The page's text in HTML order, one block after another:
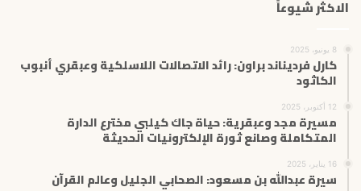
الاكثر شيوعاً
8 يونيو، 2025
كارل فرديناند براون: رائد الاتصالات اللاسلكية وعبقري أنبوب
الكاثود
12 أكتوبر، 2025
مسيرة مجد وعبقرية: حياة جاك كيلبي مخترع الدارة
المتكاملة وصانع ثورة الإلكترونيات الحديثة
16 يناير، 2025
سيرة عبدالله بن مسعود: الصحابي الجليل وعالم القرآن